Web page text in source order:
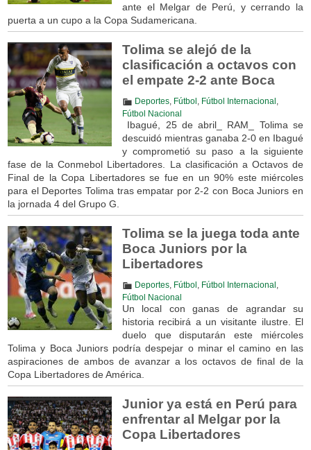
ante el Melgar de Perú, y cerrando la
puerta a un cupo a la Copa Sudamericana.
Tolima se alejó de la
clasificación a octavos con
el empate 2-2 ante Boca
Deportes, Fútbol Fútbol Internacional
Fútbol Nacional
Ibagué, 25 de abril_ RAM_ Tolima se
descuidó mientras ganaba 2-0 en Ibagué
y comprometió su paso a la siguiente
fase de la Conmebol Libertadores. La clasificación a Octavos de
Final de la Copa Libertadores se fue en un 90% este miércoles
para el Deportes Tolima tras empatar por 2-2 con Boca Juniors en
la jornada 4 del Grupo G.
Tolima se la juega toda ante
Boca Juniors por la
Libertadores
Deportes, Fútbol Fútbol Internacional
Fútbol Nacional
Un local con ganas de agrandar su
historia recibirá a un visitante ilustre. El
duelo que disputarán este miércoles
Tolima y Boca Juniors podría despejar o minar el camino en las
aspiraciones de ambos de avanzar a los octavos de final de la
Copa Libertadores de América.
Junior ya está en Perú para
enfrentar al Melgar por la
Copa Libertadores